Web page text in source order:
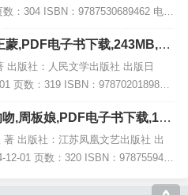
数：304 ISBN：9787530689462 电子
[高清扫描版PDF格式] 内容简介
蒙,PDF电子书下载,243MB,网
出版社：人民文学出版社 出版日
页数：319 ISBN：9787020189816
[高清扫描版PDF格式] 内容简
,周板娘,PDF电子书下载,191
著 出版社：江苏凤凰文艺出版社 出
12-01 页数：320 ISBN：978755948